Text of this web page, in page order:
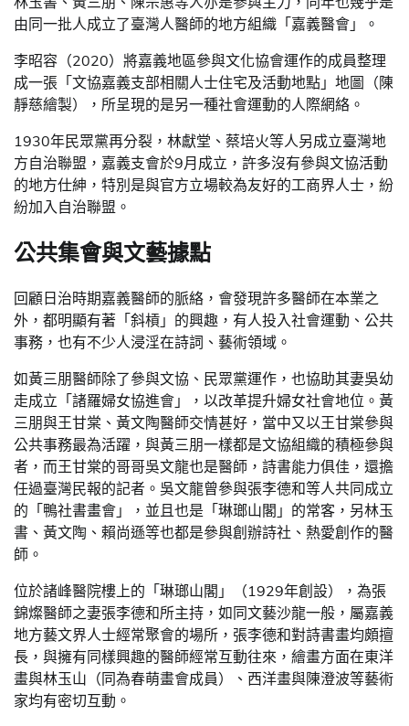
由同一批人成立了臺灣人醫師的地方組織「嘉義醫會」。
李昭容（2020）將嘉義地區參與文化協會運作的成員整理
成一張「文協嘉義支部相關人士住宅及活動地點」地圖（陳
靜慈繪製），所呈現的是另一種社會運動的人際網絡。
1930年民眾黨再分裂，林獻堂、蔡培火等人另成立臺灣地
方自治聯盟，嘉義支會於9月成立，許多沒有參與文協活動
的地方仕紳，特別是與官方立場較為友好的工商界人士，紛
紛加入自治聯盟。
公共集會與文藝據點
回顧日治時期嘉義醫師的脈絡，會發現許多醫師在本業之
外，都明顯有著「斜槓」的興趣，有人投入社會運動、公共
事務，也有不少人浸淫在詩詞、藝術領域。
如黃三朋醫師除了參與文協、民眾黨運作，也協助其妻吳幼
走成立「諸羅婦女協進會」，以改革提升婦女社會地位。黃
三朋與王甘棠、黃文陶醫師交情甚好，當中又以王甘棠參與
公共事務最為活躍，與黃三朋一樣都是文協組織的積極參與
者，而王甘棠的哥哥吳文龍也是醫師，詩書能力俱佳，還擔
任過臺灣民報的記者。吳文龍曾參與張李德和等人共同成立
的「鴨社書畫會」，並且也是「琳瑯山閣」的常客，另林玉
書、黃文陶、賴尚遜等也都是參與創辦詩社、熱愛創作的醫
師。
位於諸峰醫院樓上的「琳瑯山閣」（1929年創設），為張
錦燦醫師之妻張李德和所主持，如同文藝沙龍一般，屬嘉義
地方藝文界人士經常聚會的場所，張李德和對詩書畫均頗擅
長，與擁有同樣興趣的醫師經常互動往來，繪畫方面在東洋
畫與林玉山（同為春萌畫會成員）、西洋畫與陳澄波等藝術
家均有密切互動。